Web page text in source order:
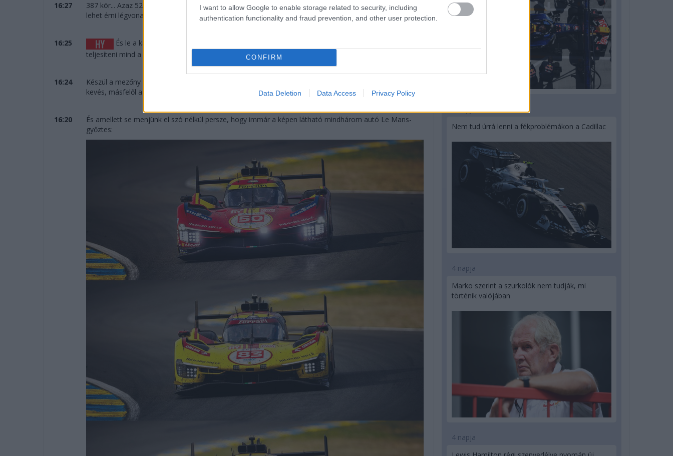
I want to allow Google to enable storage related to security, including
authentication functionality and fraud prevention, and other user protection.
CONFIRM
Data Deletion Data Access Privacy Policy
16:27
387 kör... Azaz 5273 kilométert teljesítettek a győztesek. Azzal innen Szegedről a kanadai partokat el
lehet érni légvonalban.
16:25
És le a kalappal a Cadillac előtt, akiknek a #12-es autója az élmenőkön kívül egyedüliként tudta
teljesíteni mind a 387 kört.
16:24
Készül a mezőny az eredményhirdetésre, öten végeztek körön belül, ami persze a tavalyi 9-hez képest
kevés, másfelől a tavalyi évet megelőzően 2 volt a rekord. Szóval azért ez sem semmi.
16:20
És amellett se menjünk el szó nélkül persze, hogy immár a képen látható mindhárom autó Le Mans-
győztes:
Nem tud úrrá lenni a fékproblémákon a Cadillac
4 napja
Marko szerint a szurkolók nem tudják, mi
történik valójában
4 napja